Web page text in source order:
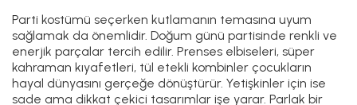
Parti kostümü seçerken kutlamanın temasına uyum
sağlamak da önemlidir. Doğum günü partisinde renkli ve
enerjik parçalar tercih edilir. Prenses elbiseleri, süper
kahraman kıyafetleri, tül etekli kombinler çocukların
hayal dünyasını gerçeğe dönüştürür. Yetişkinler için ise
sade ama dikkat çekici tasarımlar işe yarar. Parlak bir